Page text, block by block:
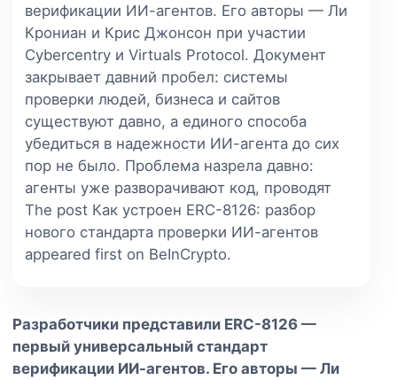
верификации ИИ-агентов. Его авторы — Ли
Крониан и Крис Джонсон при участии
Cybercentry и Virtuals Protocol. Документ
закрывает давний пробел: системы
проверки людей, бизнеса и сайтов
существуют давно, а единого способа
убедиться в надежности ИИ-агента до сих
пор не было. Проблема назрела давно:
агенты уже разворачивают код, проводят
The post Как устроен ERC-8126: разбор
нового стандарта проверки ИИ-агентов
appeared first on BeInCrypto.
Разработчики представили ERC-8126 —
первый универсальный стандарт
верификации ИИ-агентов. Его авторы — Ли